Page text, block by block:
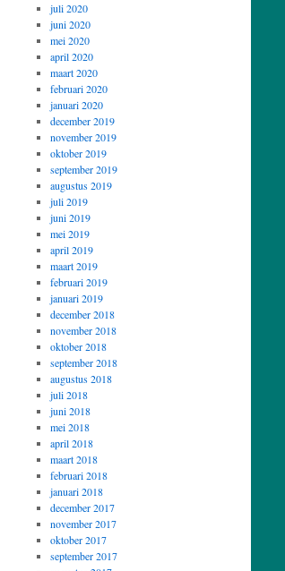
juli 2020
juni 2020
mei 2020
april 2020
maart 2020
februari 2020
januari 2020
december 2019
november 2019
oktober 2019
september 2019
augustus 2019
juli 2019
juni 2019
mei 2019
april 2019
maart 2019
februari 2019
januari 2019
december 2018
november 2018
oktober 2018
september 2018
augustus 2018
juli 2018
juni 2018
mei 2018
april 2018
maart 2018
februari 2018
januari 2018
december 2017
november 2017
oktober 2017
september 2017